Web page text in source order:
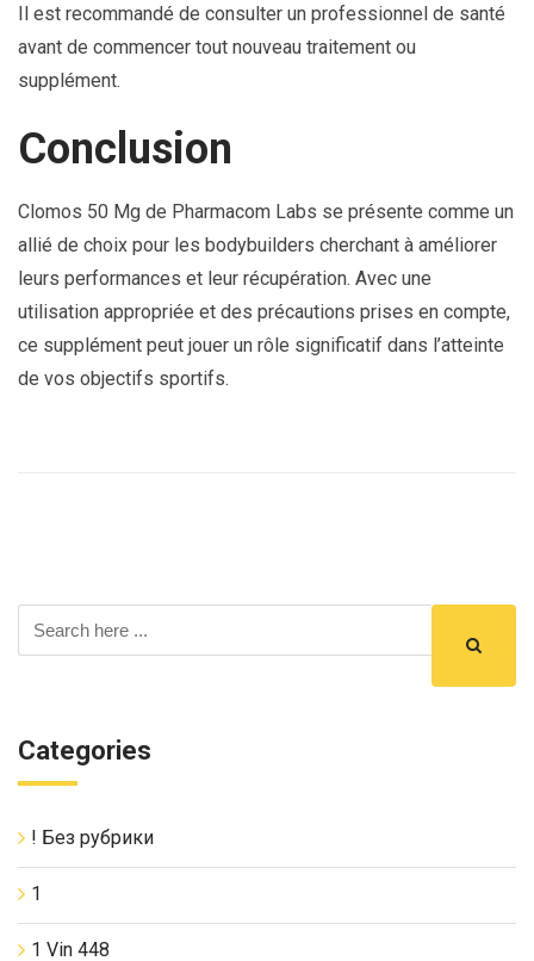
Il est recommandé de consulter un professionnel de santé
avant de commencer tout nouveau traitement ou
supplément.
Conclusion
Clomos 50 Mg de Pharmacom Labs se présente comme un
allié de choix pour les bodybuilders cherchant à améliorer
leurs performances et leur récupération. Avec une
utilisation appropriée et des précautions prises en compte,
ce supplément peut jouer un rôle significatif dans l’atteinte
de vos objectifs sportifs.
Categories
! Без рубрики
1
1 Vin 448